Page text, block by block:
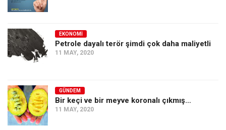
EKONOMI
Petrole dayalı terör şimdi çok daha maliyetli
11 MAY, 2020
GÜNDEM
Bir keçi ve bir meyve koronalı çıkmış…
11 MAY, 2020